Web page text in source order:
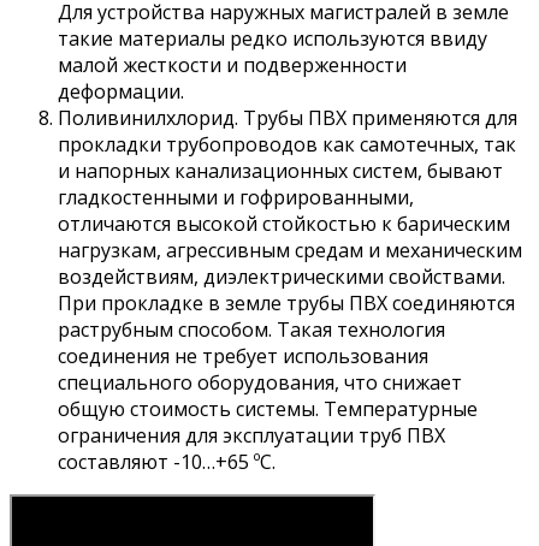
Для устройства наружных магистралей в земле
такие материалы редко используются ввиду
малой жесткости и подверженности
деформации.
Поливинилхлорид. Трубы ПВХ применяются для
прокладки трубопроводов как самотечных, так
и напорных канализационных систем, бывают
гладкостенными и гофрированными,
отличаются высокой стойкостью к барическим
нагрузкам, агрессивным средам и механическим
воздействиям, диэлектрическими свойствами.
При прокладке в земле трубы ПВХ соединяются
раструбным способом. Такая технология
соединения не требует использования
специального оборудования, что снижает
общую стоимость системы. Температурные
ограничения для эксплуатации труб ПВХ
составляют -10…+65 ºС.